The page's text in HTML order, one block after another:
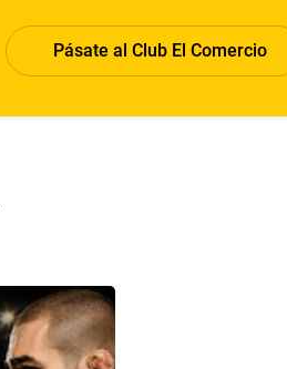
Pásate al Club El Comercio